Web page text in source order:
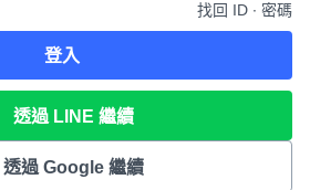
找回 ID ∙ 密碼
登入
透過 LINE 繼續
透過 Google 繼續